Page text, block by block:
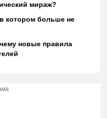
мираж?
котором больше не
новые правила